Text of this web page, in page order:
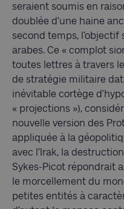
seraient soumis en
doublée d’une haine
second temps,
arabes. Ce « complot
toutes lettres à travers
de stratégie militaire
inévitable cortège
« projections »),
nouvelle version des
appliquée à la
avec l’Irak, la
Sykes-Picot répondrait
le morcellement du
petites entités à